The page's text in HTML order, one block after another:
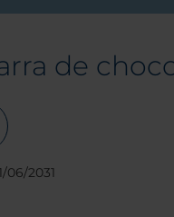
de
06/2031